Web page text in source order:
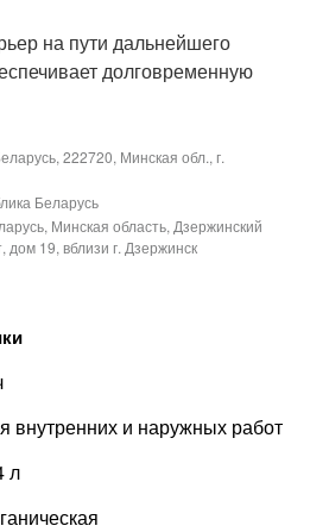
на пути дальнейшего
долговременную
222720, Минская обл., г.
Беларусь
Минская область, Дзержинский
дом 19, вблизи г. Дзержинск
внутренних и наружных работ
л